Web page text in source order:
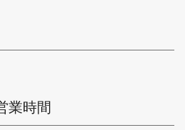
業時間